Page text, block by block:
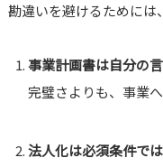
勘違いを避けるためには
事業計画書は自分の
完璧さよりも、事業
法人化は必須条件で